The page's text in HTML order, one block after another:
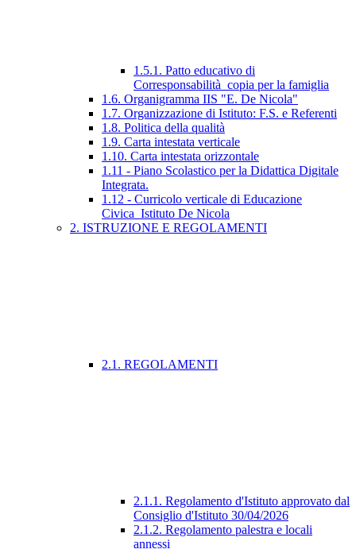
1.5.1. Patto educativo di
Corresponsabilità_copia per la famiglia
1.6. Organigramma IIS "E. De Nicola"
1.7. Organizzazione di Istituto: F.S. e Referenti
1.8. Politica della qualità
1.9. Carta intestata verticale
1.10. Carta intestata orizzontale
1.11 - Piano Scolastico per la Didattica Digitale
Integrata.
1.12 - Curricolo verticale di Educazione
Civica_Istituto De Nicola
2. ISTRUZIONE E REGOLAMENTI
2.1. REGOLAMENTI
2.1.1. Regolamento d'Istituto approvato dal
Consiglio d'Istituto 30/04/2026
2.1.2. Regolamento palestra e locali
annessi